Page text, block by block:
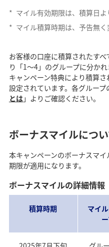
* マイル有効期限は、積算日よ
* マイル積算時期は、予告無く
お客様の口座に積算されたす
り「1～4」のグループに分かれ
キャンペーン特典により積算
設定されています。各グループ
とは」よりご確認ください。
ボーナスマイルにつ
本キャンペーンのボーナスマ
期限が適用になります。
ボーナスマイルの詳細情報
積算時期
マイ